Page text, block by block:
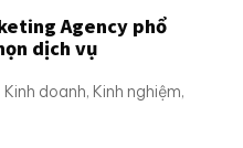
Agency phổ
dịch vụ
Kinh doanh, Kinh nghiệm,